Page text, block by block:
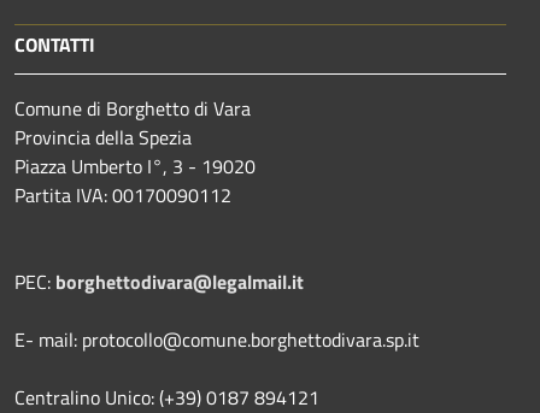
CONTATTI
Comune di Borghetto di Vara
Provincia della Spezia
Piazza Umberto I°, 3 - 19020
Partita IVA: 00170090112
PEC: borghettodivara@legalmail.it
E- mail: protocollo@comune.borghettodivara.sp.it
Centralino Unico: (+39) 0187 894121